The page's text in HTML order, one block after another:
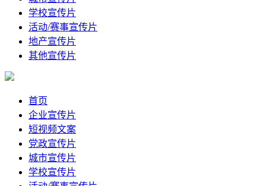
学校宣传片
活动/赛事宣传片
地产宣传片
其他宣传片
首页
企业宣传片
短视频文案
党政宣传片
城市宣传片
学校宣传片